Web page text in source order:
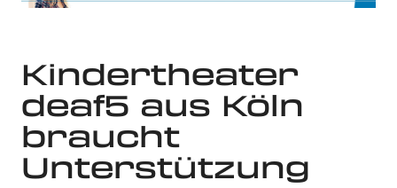
Kindertheater
deaf5 aus Köln
braucht
Unterstützung